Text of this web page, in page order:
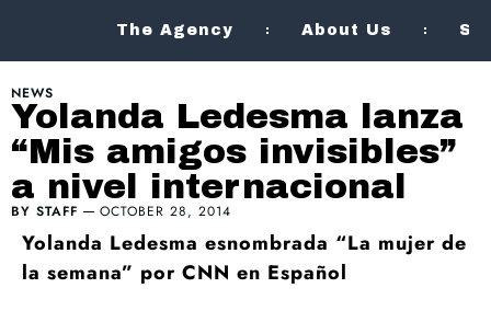
The Agency About Us
NEWS
Yolanda Ledesma lanza
“Mis amigos invisibles”
a nivel internacional
BY STAFF OCTOBER 28, 2014
Yolanda Ledesma esnombrada “La mujer de
la semana” por CNN en Español